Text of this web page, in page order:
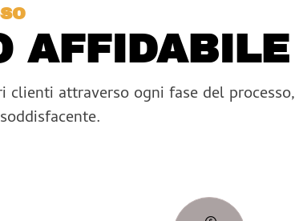
AFFIDABILE
attraverso ogni fase del processo,